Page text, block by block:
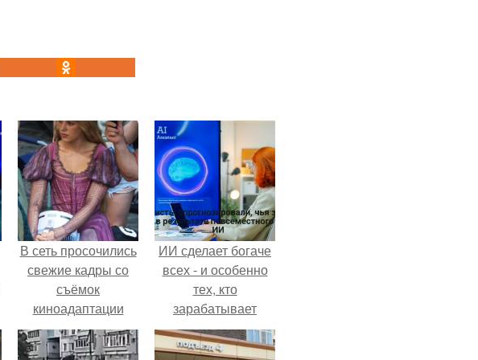
В сеть просочились
свежие кадры со
съёмок
киноадаптации
"Рапунцель", и всё
внимание
ИИ сделает богаче
всех - и особенно
тех, кто
зарабатывает
меньше всего.